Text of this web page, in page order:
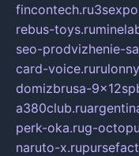
fincontech.ru
rebus-toys.ru
seo-prodvizhenie-
card-voice.ru
domizbrusa-
a380club.ru
perk-oka.rug-
naruto-x.ru